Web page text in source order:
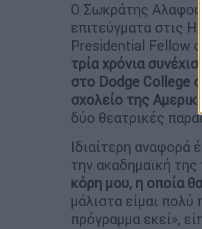
Ο Σωκράτης
επιτεύγματα στις
Presidential Fellow
τρία χρόνια
στο Dodge College
σχολείο της
δύο θεατρικές
Ιδιαίτερη αναφορά
την ακαδημαϊκή
κόρη μου, η οποία
μάλιστα είμαι
πρόγραμμα εκεί»,